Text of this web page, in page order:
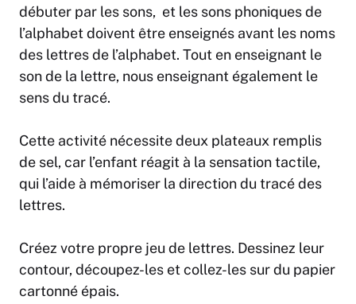
débuter par les sons, et les sons phoniques de
l’alphabet doivent être enseignés avant les noms
des lettres de l’alphabet. Tout en enseignant le
son de la lettre, nous enseignant également le
sens du tracé.
Cette activité nécessite deux plateaux remplis
de sel, car l’enfant réagit à la sensation tactile,
qui l’aide à mémoriser la direction du tracé des
lettres.
Créez votre propre jeu de lettres. Dessinez leur
contour, découpez-les et collez-les sur du papier
cartonné épais.